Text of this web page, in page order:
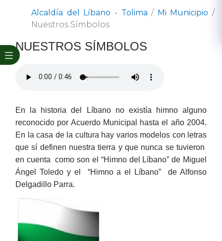
Alcaldía del Líbano - Tolima / Mi Municipio /
Nuestros Símbolos
NUESTROS SÍMBOLOS
En la historia del Líbano no existía himno alguno
reconocido por Acuerdo Municipal hasta el año 2004.
En la casa de la cultura hay varios modelos con letras
que sí​ definen nuestra tierra y que nunca se tuvieron
en cuenta como son el “Himno del Líbano” de Miguel
Ángel Toledo y el “Himno a el Líbano” de Alfonso
Delgadillo Parra.